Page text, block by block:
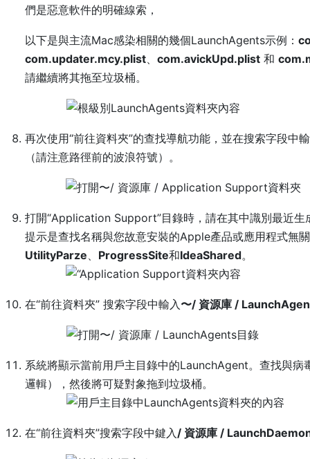
們是惡意軟件的明確線索，
以下是與主流Mac感染相關的幾個LaunchAgents示例：
com.updater.mcy.plist 、com.avickUpd.plist 和
請繼續將其拖至垃圾桶。
再次使用“前往資料夾”的查找導航功能，並在搜索字段中
（請注意路徑前的波浪符號）。
打開“Application Support”目錄時，請在其中識別最近生
提示是查找名稱與您故意安裝的Apple產品或應用程式無
UtilityParze
ProgressSite和IdeaShared。
在“前往資料夾” 搜索字段中輸入 〜/ 資源庫 /
系統將顯示當前用戶主目錄中的LaunchAgent。查找與
邏輯），然後將可疑對象拖到垃圾桶。
在“前往資料夾”搜索字段中鍵入 / 資源庫 /